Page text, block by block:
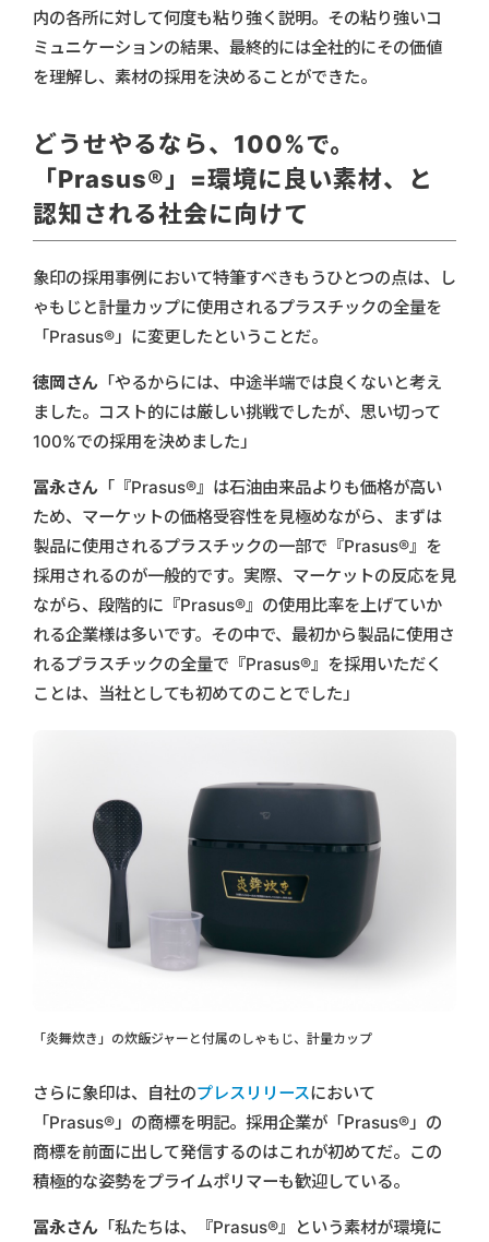
内の各所に対して何度も粘り強く説明。その粘り強いコ
ミュニケーションの結果、最終的には全社的にその価値
を理解し、素材の採用を決めることができた。
どうせやるなら、100%で。
「Prasus®」=環境に良い素材、と
認知される社会に向けて
象印の採用事例において特筆すべきもうひとつの点は、し
ゃもじと計量カップに使用されるプラスチックの全量を
「Prasus®」に変更したということだ。
徳岡さん 「やるからには、中途半端では良くないと考え
ました。コスト的には厳しい挑戦でしたが、思い切って
100%での採用を決めました」
冨永さん 「『Prasus®』は石油由来品よりも価格が高い
ため、マーケットの価格受容性を見極めながら、まずは
製品に使用されるプラスチックの一部で『Prasus®』を
採用されるのが一般的です。実際、マーケットの反応を見
ながら、段階的に『Prasus®』の使用比率を上げていか
れる企業様は多いです。その中で、最初から製品に使用さ
れるプラスチックの全量で『Prasus®』を採用いただく
ことは、当社としても初めてのことでした」
「炎舞炊き」の炊飯ジャーと付属のしゃもじ、計量カップ
さらに象印は、自社のプレスリリースにおいて
「Prasus®」の商標を明記。採用企業が「Prasus®」の
商標を前面に出して発信するのはこれが初めてだ。この
積極的な姿勢をプライムポリマーも歓迎している。
冨永さん 「私たちは、『Prasus®』という素材が環境に